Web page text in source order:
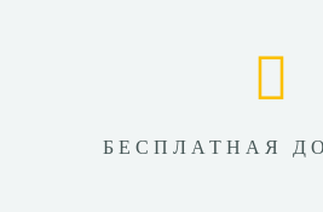
БЕСПЛАТНАЯ